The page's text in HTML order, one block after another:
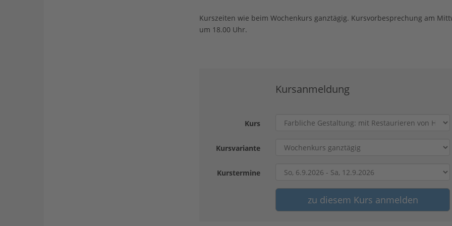
Kurszeiten wie beim Wochenkurs ganztägig. Kursvorbesprechung am
um 18.00 Uhr.
Kursanmeldung
Kurs
Kursvariante
Kurstermine